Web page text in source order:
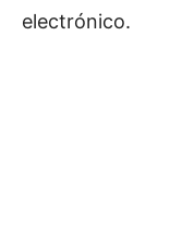
electrónico.